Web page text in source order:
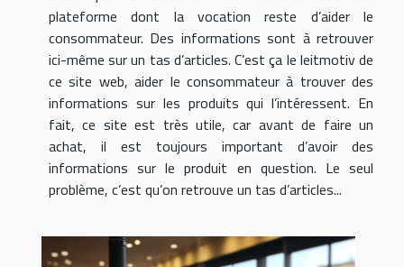
plateforme dont la vocation reste d’aider le
consommateur. Des informations sont à retrouver
ici-même sur un tas d’articles. C’est ça le leitmotiv de
ce site web, aider le consommateur à trouver des
informations sur les produits qui l’intéressent. En
fait, ce site est très utile, car avant de faire un
achat, il est toujours important d’avoir des
informations sur le produit en question. Le seul
problème, c’est qu’on retrouve un tas d’articles...